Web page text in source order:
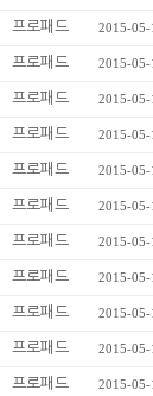
프로패드 2015-05-
프로패드 2015-05-
프로패드 2015-05-
프로패드 2015-05-
프로패드 2015-05-
프로패드 2015-05-
프로패드 2015-05-
프로패드 2015-05-
프로패드 2015-05-
프로패드 2015-05-
프로패드 2015-05-